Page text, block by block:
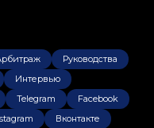
Руководства
Интервью
Telegram
Facebook
Вконтакте